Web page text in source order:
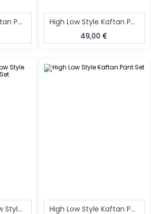
High Low Style Kaftan Pant Set
High Low Style Kaftan Pant Set
49,00
Aqua Bliss High Low Style Kaftan Pant Set High Low Style Kaftan Pant Set